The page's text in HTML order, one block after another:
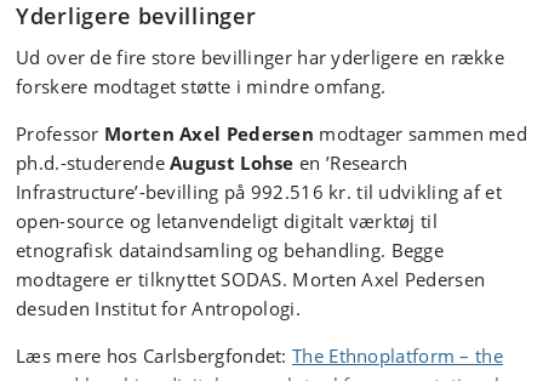
Yderligere bevillinger
Ud over de fire store bevillinger har yderligere en række
forskere modtaget støtte i mindre omfang.
Professor Morten Axel Pedersen modtager sammen med
ph.d.-studerendeAugust Lohse en ’Research
Infrastructure’-bevilling på 992.516 kr. til udvikling af et
open-source og letanvendeligt digitalt værktøj til
etnografisk dataindsamling og behandling. Begge
modtagere er tilknyttet SODAS. Morten Axel Pedersen
desuden Institut for Antropologi.
Læs mere hos Carlsbergfondet:The Ethnoplatform – the